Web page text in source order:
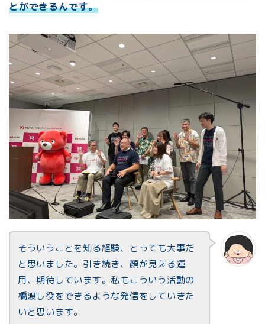
とができるんです。
そういうことを知る経験、とっても大事だ
と思いました。引き続き、顔が見える運
用、期待しています。私もこういう活動の
橋渡し役をできるような発信をしていきた
いと思います。